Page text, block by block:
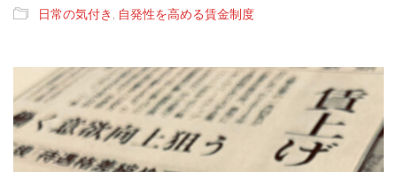
日常の気付き
自発性を高める賃金制度